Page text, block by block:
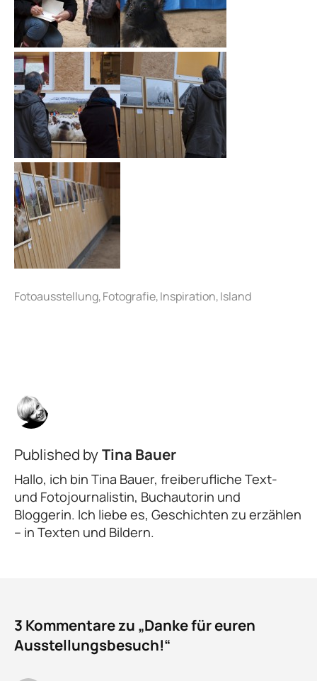
Published byTina Bauer
Hallo, ich bin Tina Bauer, freiberufliche Text-
und Fotojournalistin, Buchautorin und
Bloggerin. Ich liebe es, Geschichten zu erzählen
– in Texten und Bildern.
3 Kommentare zu „Danke für euren
Ausstellungsbesuch!“